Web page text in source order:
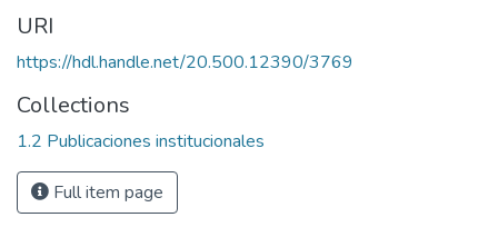
URI
https://hdl.handle.net/20.500.12390/3769
Collections
1.2 Publicaciones institucionales
Full item page